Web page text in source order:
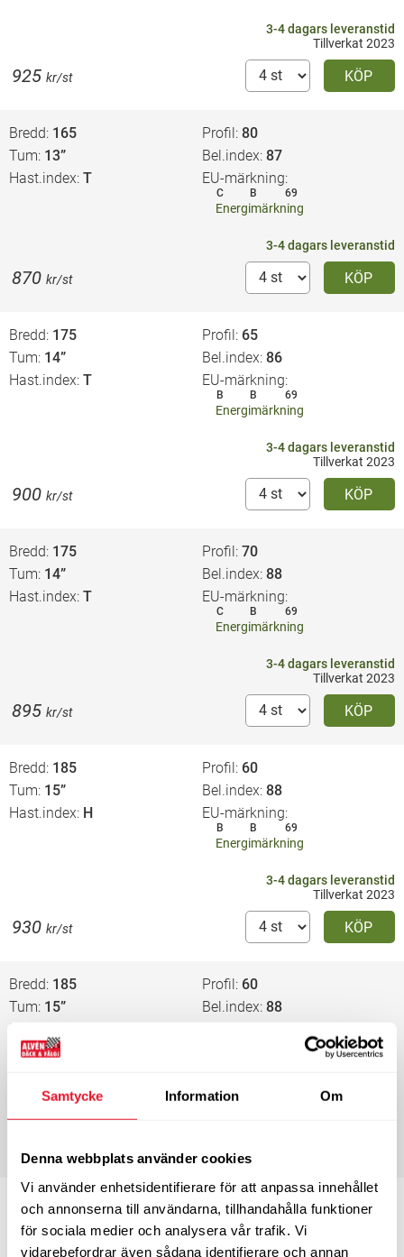
Samtycke Information Om
Denna webbplats använder cookies
Vi använder enhetsidentifierare för att anpassa innehållet
och annonserna till användarna, tillhandahålla funktioner
för sociala medier och analysera vår trafik. Vi
vidarebefordrar även sådana identifierare och annan
3-4 dagars leveranstid
Tillverkat 2023
KÖP
925 kr/st
Bredd 165 Profil 80
Tum 13” Bel.index 87
Hast.index T EU-märkning
C B 69
Energimärkning
3-4 dagars leveranstid
KÖP
870 kr/st
Bredd 175 Profil 65
Tum 14” Bel.index 86
Hast.index T EU-märkning
B B 69
Energimärkning
3-4 dagars leveranstid
Tillverkat 2023
KÖP
900 kr/st
Bredd 175 Profil 70
Tum 14” Bel.index 88
Hast.index T EU-märkning
C B 69
Energimärkning
3-4 dagars leveranstid
Tillverkat 2023
KÖP
895 kr/st
Bredd 185 Profil 60
Tum 15” Bel.index 88
Hast.index H EU-märkning
B B 69
Energimärkning
3-4 dagars leveranstid
Tillverkat 2023
KÖP
930 kr/st
Bredd 185 Profil 60
Tum 15” Bel.index 88
Hast.index
3-4 dagars leveranstid
Bredd Profil
Tum
Bel.index
92
Hast.index T EU-märkning